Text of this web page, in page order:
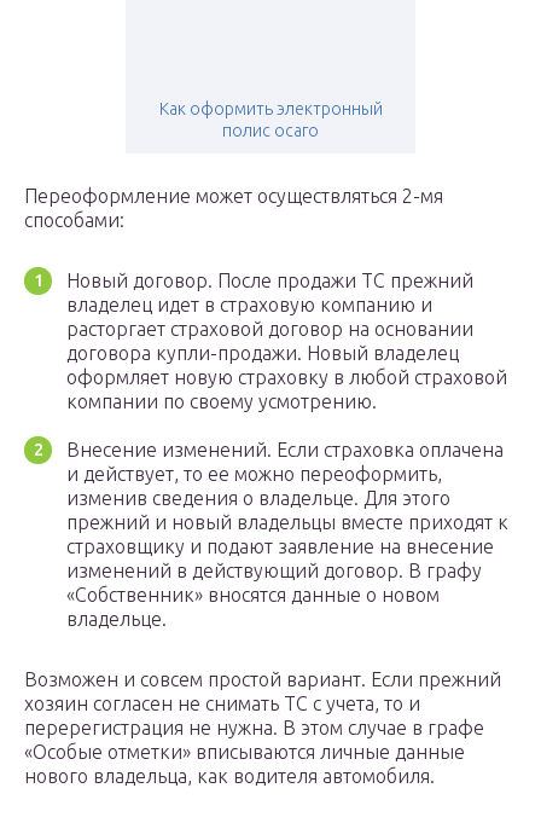
Как оформить электронный
полис осаго
Переоформление может осуществляться 2-мя
способами:
Новый договор. После продажи ТС прежний
владелец идет в страховую компанию и
расторгает страховой договор на основании
договора купли-продажи. Новый владелец
оформляет новую страховку в любой страховой
компании по своему усмотрению.
Внесение изменений. Если страховка оплачена
и действует, то ее можно переоформить,
изменив сведения о владельце. Для этого
прежний и новый владельцы вместе приходят к
страховщику и подают заявление на внесение
изменений в действующий договор. В графу
«Собственник» вносятся данные о новом
владельце.
Возможен и совсем простой вариант. Если прежний
хозяин согласен не снимать ТС с учета, то и
перерегистрация не нужна. В этом случае в графе
«Особые отметки» вписываются личные данные
нового владельца, как водителя автомобиля.